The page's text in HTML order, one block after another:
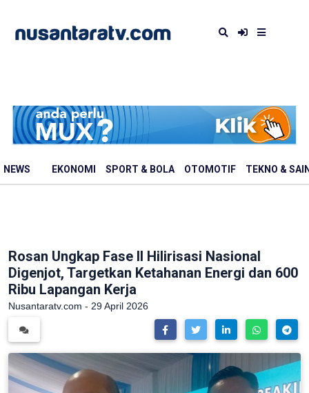
NEWS EKONOMI SPORT & BOLA OTOMOTIF TEKNO &
Rosan Ungkap Fase II Hilirisasi Nasional
Digenjot, Targetkan Ketahanan Energi dan 600
Ribu Lapangan Kerja
Nusantaratv.com - 29 April 2026